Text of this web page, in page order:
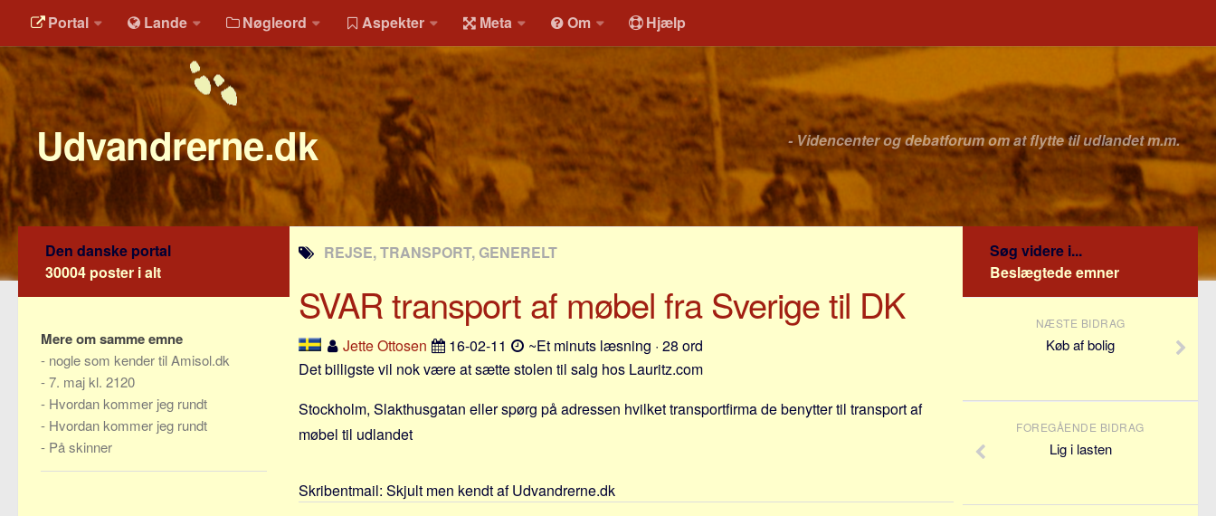
Portal Lande Nøgleord Aspekter Meta Om Hjælp
Udvandrerne.dk - Videncenter og debatforum om at flytte til udlandet m.m.
REJSE, TRANSPORT, GENERELT
SVAR transport af møbel fra Sverige til DK
Jette Ottosen 16-02-11
~Et minuts læsning · 28 ord
Det billigste vil nok være at sætte stolen til salg hos Lauritz.com
Stockholm, Slakthusgatan eller spørg på adressen hvilket transportfirma de benytter til transport af
møbel til udlandet
Skribentmail: Skjult men kendt af Udvandrerne.dk
Den danske portal
30004 poster i alt
Mere om samme emne
- nogle som kender til Amisol.dk
-7. maj kl. 2120
- Hvordan kommer jeg rundt
- Hvordan kommer jeg rundt
- På skinner
Søg videre i...
Beslægtede emner
NÆSTE BIDRAG
Køb af bolig
FOREGÅENDE BIDRAG
Lig i lasten